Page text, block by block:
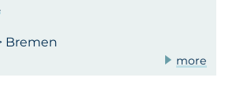
Bremen
more